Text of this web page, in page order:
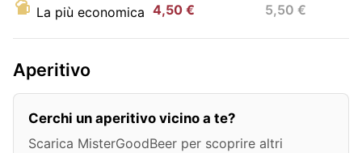
La più economica 4,50 € 5,50 €
Aperitivo
Cerchi un aperitivo vicino a te?
Scarica MisterGoodBeer per scoprire altri